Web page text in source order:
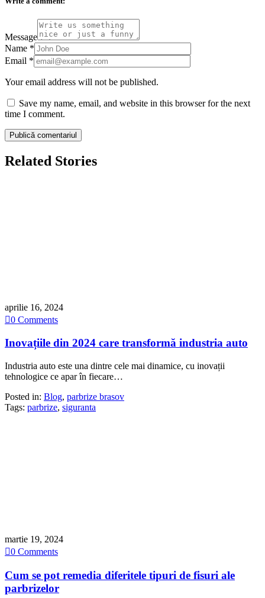
Message
Name *
Email *
Your email address will not be published.
Save my name, email, and website in this browser for the next
time I comment.
Related Stories
aprilie 16, 2024
0 Comments
Inovațiile din 2024 care transformă industria auto
Industria auto este una dintre cele mai dinamice, cu inovații
tehnologice ce apar în fiecare…
Posted in: Blog, parbrize brasov
Tags: parbrize, siguranta
martie 19, 2024
0 Comments
Cum se pot remedia diferitele tipuri de fisuri ale
parbrizelor